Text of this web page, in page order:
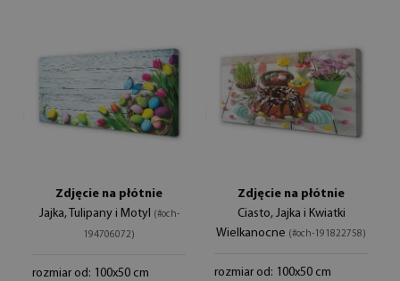
Zdjęcie na płótnie
Jajka, Tulipany i Motyl (#och-
194706072)
rozmiar od: 100x50 cm
Zdjęcie na płótnie
Ciasto, Jajka i Kwiatki
Wielkanocne (#och-191822758)
rozmiar od: 100x50 cm